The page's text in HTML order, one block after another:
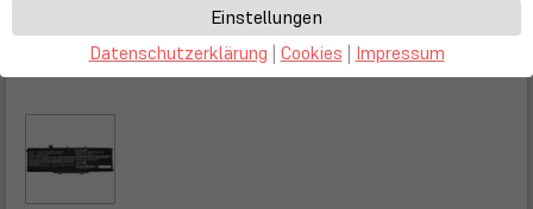
Einstellungen
Datenschutzerklärung | Cookies | Impressum